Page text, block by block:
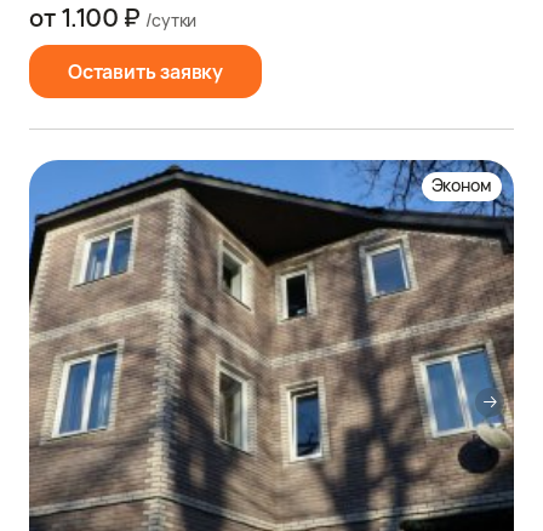
Оставить заявку
от 1.100 ₽ /сутки
Эконом